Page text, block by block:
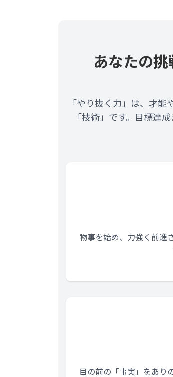
あなたの
「やり抜く力」は、才
「技術」です。目標達
物事を始め、力強く前進
目の前の「事実」をあり